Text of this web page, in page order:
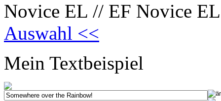
Novice EL // EF Novice
Auswahl <<
Mein Textbeispiel